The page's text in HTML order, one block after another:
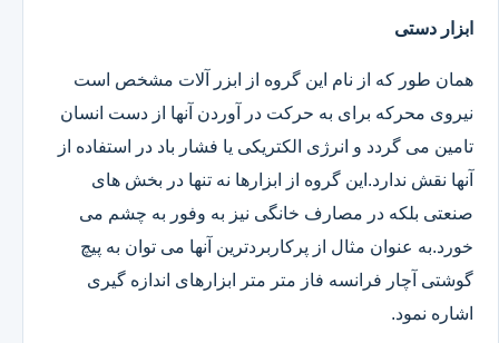
ابزار دستی
همان طور که از نام این گروه از ابزر آلات مشخص است
نیروی محرکه برای به حرکت در آوردن آنها از دست انسان
تامین می گردد و انرژی الکتریکی یا فشار باد در استفاده از
آنها نقش ندارد.این گروه از ابزارها نه تنها در بخش های
صنعتی بلکه در مصارف خانگی نیز به وفور به چشم می
خورد.به عنوان مثال از پرکاربردترین آنها می توان به پیچ
گوشتی آچار فرانسه فاز متر متر ابزارهای اندازه گیری
اشاره نمود.